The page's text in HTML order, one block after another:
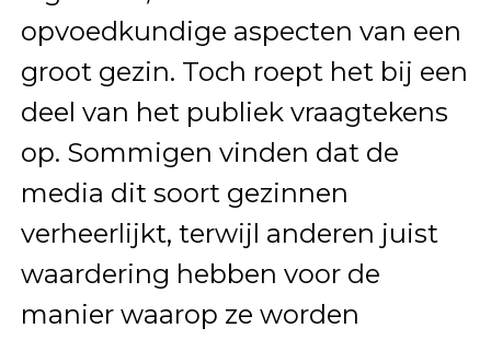
opvoedkundige aspecten van een
groot gezin. Toch roept het bij een
deel van het publiek vraagtekens
op. Sommigen vinden dat de
media dit soort gezinnen
verheerlijkt, terwijl anderen juist
waardering hebben voor de
manier waarop ze worden